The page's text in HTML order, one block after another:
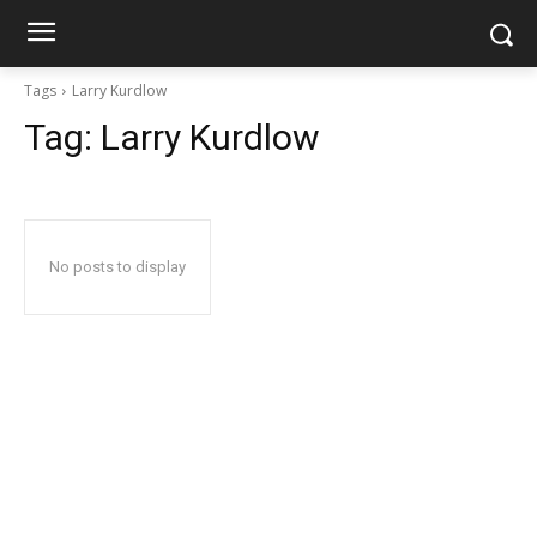
Tags Larry Kurdlow
Tag: Larry Kurdlow
No posts to display